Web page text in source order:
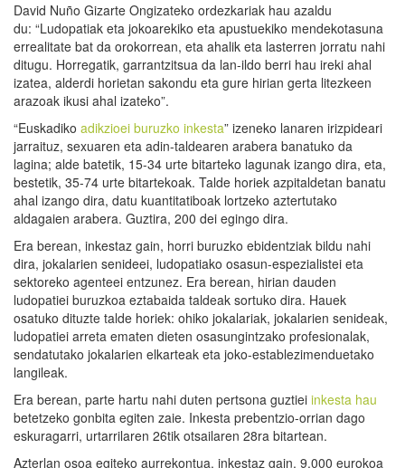
David Nuño Gizarte Ongizateko ordezkariak hau azaldu
du: “Ludopatiak eta jokoarekiko eta apustuekiko mendekotasuna
errealitate bat da orokorrean, eta ahalik eta lasterren jorratu nahi
ditugu. Horregatik, garrantzitsua da lan-ildo berri hau ireki ahal
izatea, alderdi horietan sakondu eta gure hirian gerta litezkeen
arazoak ikusi ahal izateko”.
“Euskadiko adikzioei buruzko inkesta” izeneko lanaren irizpideari
jarraituz, sexuaren eta adin-taldearen arabera banatuko da
lagina; alde batetik, 15-34 urte bitarteko lagunak izango dira, eta,
bestetik, 35-74 urte bitartekoak. Talde horiek azpitaldetan banatu
ahal izango dira, datu kuantitatiboak lortzeko aztertutako
aldagaien arabera. Guztira, 200 dei egingo dira.
Era berean, inkestaz gain, horri buruzko ebidentziak bildu nahi
dira, jokalarien senideei, ludopatiako osasun-espezialistei eta
sektoreko agenteei entzunez. Era berean, hirian dauden
ludopatiei buruzkoa eztabaida taldeak sortuko dira. Hauek
osatuko dituzte talde horiek: ohiko jokalariak, jokalarien senideak,
ludopatiei arreta ematen dieten osasungintzako profesionalak,
sendatutako jokalarien elkarteak eta joko-establezimenduetako
langileak.
Era berean, parte hartu nahi duten pertsona guztiei inkesta hau
betetzeko gonbita egiten zaie. Inkesta prebentzio-orrian dago
eskuragarri, urtarrilaren 26tik otsailaren 28ra bitartean.
Azterlan osoa egiteko aurrekontua, inkestaz gain, 9.000 eurokoa